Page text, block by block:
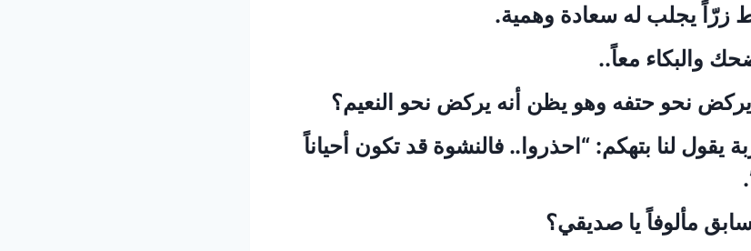
زرّاً يجلب له سعادة وهمية.
والبكاء معاً..
نحو حتفه وهو يظن أنه يركض نحو النعيم؟
يقول لنا بتهكم: “احذروا.. فالنشوة قد تكون أحياناً
مألوفاً يا صديقي؟